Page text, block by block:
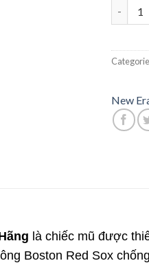
New
là chiếc mũ được
Boston Red Sox